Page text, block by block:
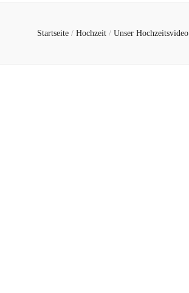
Startseite / Hochzeit / Unser Hochzeitsvideo